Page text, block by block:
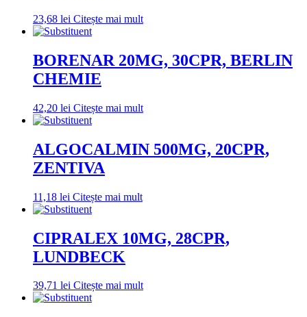
23,68 lei Citește mai mult
BORENAR 20MG, 30CPR, BERLIN
CHEMIE
42,20 lei Citește mai mult
ALGOCALMIN 500MG, 20CPR,
ZENTIVA
11,18 lei Citește mai mult
CIPRALEX 10MG, 28CPR,
LUNDBECK
39,71 lei Citește mai mult